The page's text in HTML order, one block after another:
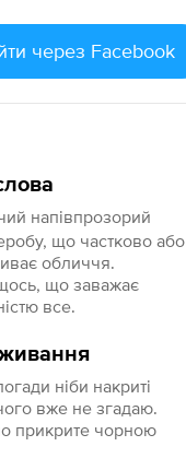
через Facebook
напівпрозорий
що частково або
обличчя.
що заважає
все.
ніби накриті
вже не згадаю.
прикрите чорною